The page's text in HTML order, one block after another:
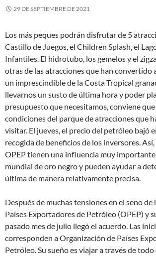
29 DE SEPTIEMBRE DE 2021
Los más peques podrán disfrutar de 5
Castillo de Juegos, el Children Splash, el
Infantiles. El hidrotubo, los gemelos y el
otras de las atracciones que han convertido
un imprescindible de la Costa Tropical
llevarnos un susto de última hora y poder
presupuesto que necesitamos, conviene
condiciones del parque de atracciones que
visitar. El jueves, el precio del petróleo bajó
recogida de beneficios de los inversores.
OPEP tienen una influencia muy
mundial de oro negro y pueden ayudar a
última de manera relativamente precisa.
Después de muchas tensiones en el seno
Países Exportadores de Petróleo (OPEP) y
pasado mes de julio llegó el acuerdo. Las
corresponden a Organización de Países
Petróleo. Su sueño es viajar a través de